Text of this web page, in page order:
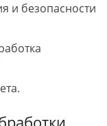
и безопасности